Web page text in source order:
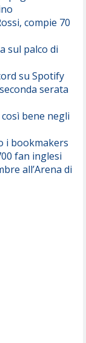
compie 70
sul palco di
su Spotify
serata
bene negli
i bookmakers
fan inglesi
all’Arena di